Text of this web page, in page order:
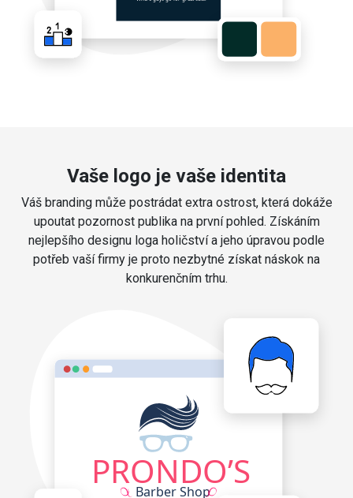
Vaše logo je vaše identita
Váš branding může postrádat extra ostrost, která dokáže
upoutat pozornost publika na první pohled. Získáním
nejlepšího designu loga holičství a jeho úpravou podle
potřeb vaší firmy je proto nezbytné získat náskok na
konkurenčním trhu.